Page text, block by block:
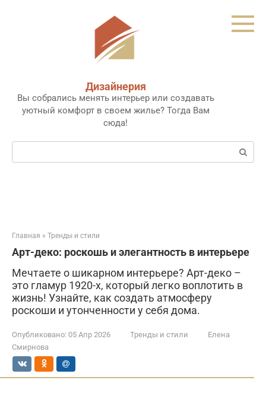
Дизайнерия
Вы собрались менять интерьер или создавать
уютный комфорт в своем жилье? Тогда Вам
сюда!
Поиск:
Главная » Тренды и стили
Арт-деко: роскошь и элегантность в интерьере
Мечтаете о шикарном интерьере? Арт-деко –
это гламур 1920-х, который легко воплотить в
жизнь! Узнайте, как создать атмосферу
роскоши и утонченности у себя дома.
Опубликовано: 05 Апр 2026 Тренды и стили
Елена
Смирнова